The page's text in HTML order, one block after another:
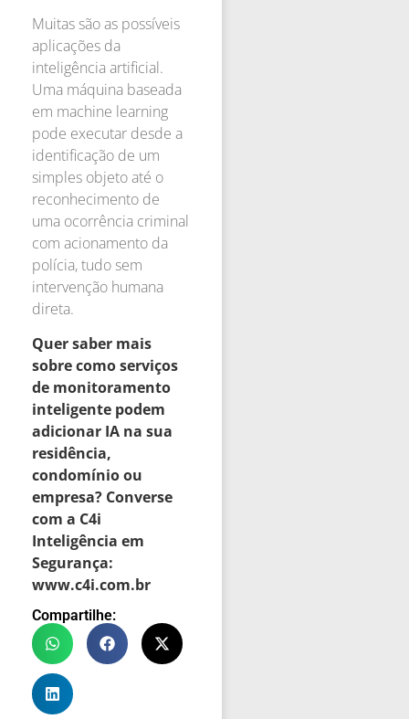
Muitas são as possíveis
aplicações da
inteligência artificial.
Uma máquina baseada
em machine learning
pode executar desde a
identificação de um
simples objeto até o
reconhecimento de
uma ocorrência criminal
com acionamento da
polícia, tudo sem
intervenção humana
direta.
Quer saber mais
sobre como serviços
de monitoramento
inteligente podem
adicionar IA na sua
residência,
condomínio ou
empresa? Converse
com a C4i
Inteligência em
Segurança:
www.c4i.com.br
Compartilhe: